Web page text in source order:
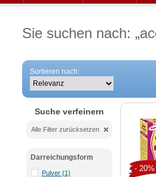
Sie suchen nach: „
Sortieren nach:
Suche verfeinern
Alle Filter zurücksetzen
Darreichungsform
Pulver (1) - 20%